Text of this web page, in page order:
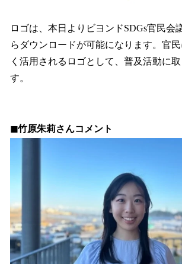
ロゴは、本日よりビヨンドSDGs官民会
らダウンロードが可能になります。官
く活用されるロゴとして、普及活動に
す。
◼︎竹原朱莉さんコメント